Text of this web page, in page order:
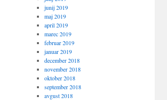
junij 2019
maj 2019
april 2019
marec 2019
februar 2019
januar 2019
december 2018
november 2018
oktober 2018
september 2018
avgust 2018